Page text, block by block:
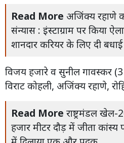
Read More अजिंक्य रहाणे
संन्यास : इंस्टाग्राम पर किया
शानदार करियर के लिए दी बधाई
विजय हजारे व सुनील गावस्कर (3
विराट कोहली, अजिंक्य रहाणे,
Read More राष्ट्रमंडल
हजार मीटर दौड़ में जीता